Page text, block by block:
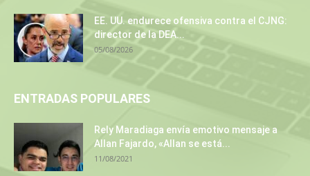
EE. UU. endurece ofensiva contra el CJNG:
director de la DEA...
05/08/2026
ENTRADAS POPULARES
Rely Maradiaga envía emotivo mensaje a
Allan Fajardo, «Allan se está...
11/08/2021